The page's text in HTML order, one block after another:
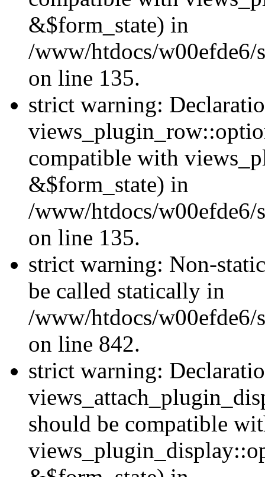
&$form_state) in
/www/htdocs/
on line 135.
strict warning:
compatible with
&$form_state) in
/www/htdocs/
on line 135.
strict warning: Non-
be called statically in
/www/htdocs/w00efde6/
on line 842.
strict warning:
should be compatible